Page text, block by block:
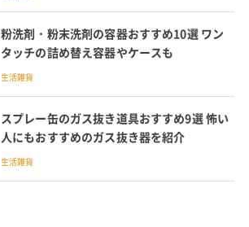
粉洗剤・粉末洗剤の容器おすすめ10選 ワン
タッチの詰め替え容器やケースも
生活雑貨
スプレー缶のガス抜き道具おすすめ9選 怖い
人にもおすすめのガス抜き器を紹介
生活雑貨